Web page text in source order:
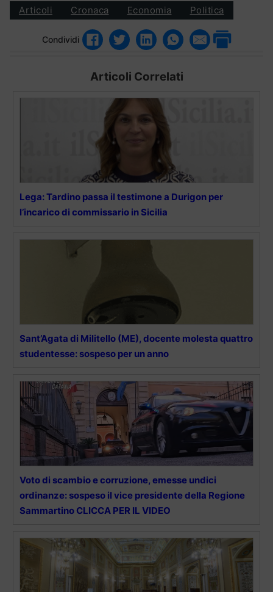
Articoli Cronaca Economia Politica
Condividi
Articoli Correlati
Lega: Tardino passa il testimone a Durigon per
l’incarico di commissario in Sicilia
Sant’Agata di Militello (ME), docente molesta quattro
studentesse: sospeso per un anno
Voto di scambio e corruzione, emesse undici
ordinanze: sospeso il vice presidente della Regione
Sammartino CLICCA PER IL VIDEO